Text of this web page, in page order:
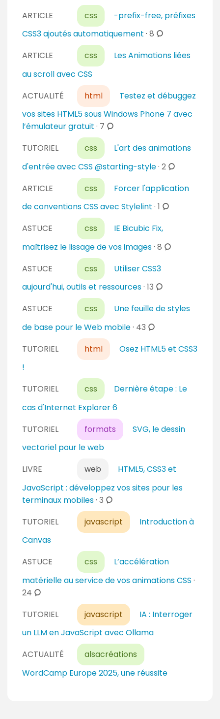
a
s
ARTICLE
css
-prefix-free, préfixes
CSS3 ajoutés automatiquement · 8 c
m
n
a
r
s
ARTICLE css
Les Animations liées
au scroll avec CSS
ACTUALITÉ
html
Testez et débuggez
vos sites HTML5 sous Windows Phone 7 avec
l’émulateur gratuit · 7 c
m
a
i
r
e
s
TUTORIEL css
L'art des animations
d'entrée avec CSS @starting-style· 2c
m
m
a
ARTICLE css
Forcer l'application
de conventions CSS avec Stylelint · 1 c
m
m
n
a
i
ASTUCE css
IE Bicubic Fix,
maîtrisez le lissage de vos images· 8 c
m
n
i
ASTUCE css
Utiliser CSS3
aujourd'hui, outils et ressources· 13 c
m
m
n
i
ASTUCE css
Une feuille de styles
de base pour le Web mobile· 43 c
m
n
i
TUTORIEL html
Osez HTML5 et CSS3
!
TUTORIEL
css
Dernière étape : Le
cas d'Internet Explorer 6
TUTORIEL
formats
SVG, le dessin
vectoriel pour le web
LIVRE
web
HTML5, CSS3 et
JavaScript : développez vos sites pour les
terminaux mobiles· 3 c
o
m
m
a
r
s
TUTORIEL javascript
Introduction à
Canvas
ASTUCE
css
L’accélération
matérielle au service de vos animations CSS ·
24 c
m
m
n
a
TUTORIEL javascript
IA : Interroger
un LLM en JavaScript avec Ollama
ACTUALITÉ
alsacréations
WordCamp Europe 2025, une réussite